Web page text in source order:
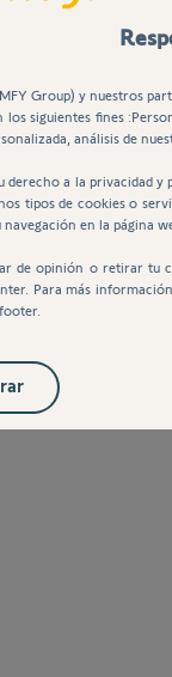
RTS.
Group) y nuestros
los siguientes fines
análisis de
derecho a la privacidad
tipos de cookies o
en la página
de opinión o retirar tu
Para más